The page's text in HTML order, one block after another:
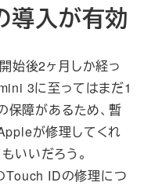
入が有効
始後2ヶ月しか経っ
3に至ってはまだ1
保障があるため、暫
が修理してくれ
いいだろう。
Touch IDの修理につ